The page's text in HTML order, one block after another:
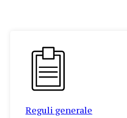
Reguli generale